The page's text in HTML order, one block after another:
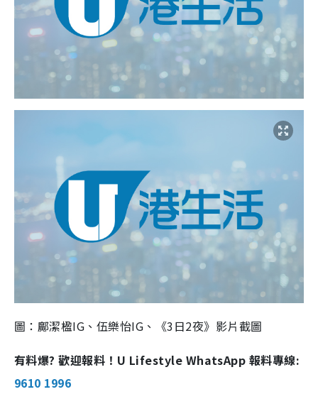
圖：鄺潔楹IG、伍樂怡IG、《3日2夜》影片截圖
有料爆? 歡迎報料！U Lifestyle WhatsApp 報料專線:
9610 1996